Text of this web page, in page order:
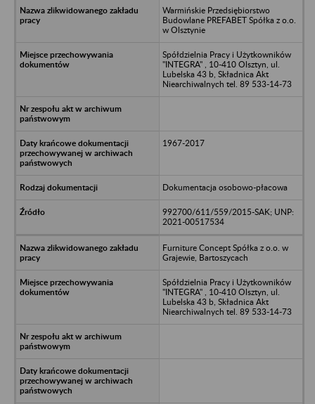
Warmińskie Przedsiębiorstwo
Budowlane PREFABET Spółka z o.o.
w Olsztynie
Spółdzielnia Pracy i Użytkowników
"INTEGRA" , 10-410 Olsztyn, ul.
Lubelska 43 b, Składnica Akt
Niearchiwalnych tel. 89 533-14-73
1967-2017
Dokumentacja osobowo-płacowa
992700/611/559/2015-SAK; UNP:
2021-00517534
Furniture Concept Spółka z o.o. w
Grajewie, Bartoszycach
Spółdzielnia Pracy i Użytkowników
"INTEGRA" , 10-410 Olsztyn, ul.
Lubelska 43 b, Składnica Akt
Niearchiwalnych tel. 89 533-14-73